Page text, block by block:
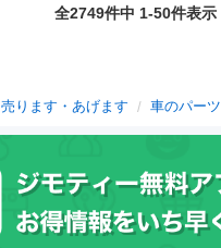
全2749件中 1-50件表示
売ります・あげます 車のパーツ